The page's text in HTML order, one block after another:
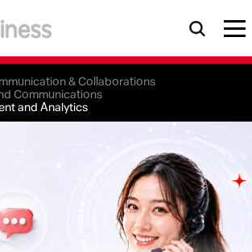
& Collaborations
Communications
and Analytics